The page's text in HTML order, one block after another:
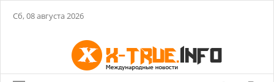
Сб, 08 августа 2026